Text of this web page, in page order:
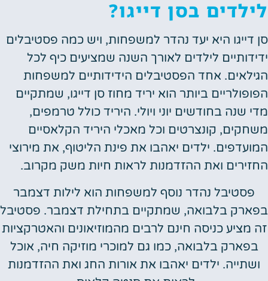
לילדים בסן דייגו?
סן דייגו היא יעד נהדר למשפחות, ויש כמה פסטיבלים
ידידותיים לילדים לאורך השנה שמציעים כיף לכל
הגילאים. אחד הפסטיבלים הידידותיים למשפחות
הפופולריים ביותר הוא יריד מחוז סן דייגו, שמתקיים
מדי שנה בחודשים יוני ויולי. היריד כולל טרמפים,
משחקים, קונצרטים וכל מאכלי היריד הקלאסיים
המועדפים. ילדים יאהבו את פינת הליטוף, את מירוצי
החזירים ואת ההזדמנות לראות חיות משק מקרוב.
פסטיבל נהדר נוסף למשפחות הוא לילות דצמבר
בפארק בלבואה, שמתקיים בתחילת דצמבר. פסטיבל
זה מציע כניסה חינם לרבים מהמוזיאונים והאטרקציות
בפארק בלבואה, כמו גם למוכרי מוזיקה חיה, אוכל
ושתייה. ילדים יאהבו את אורות החג ואת ההזדמנות